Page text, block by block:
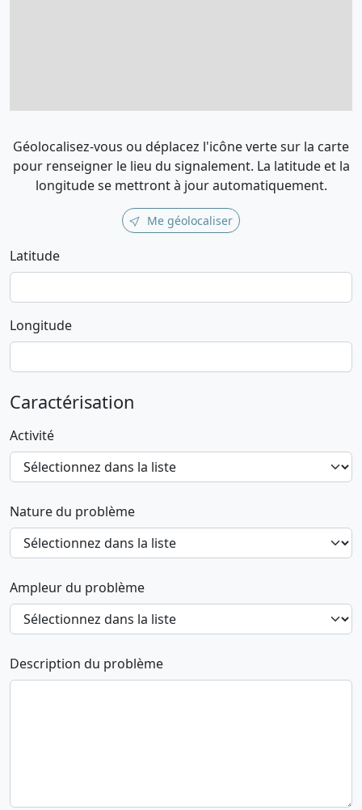
Géolocalisez-vous ou déplacez l'icône verte sur la carte
pour renseigner le lieu du signalement. La latitude et la
longitude se mettront à jour automatiquement.
Me géolocaliser
Latitude
Longitude
Caractérisation
Activité
Nature du problème
Ampleur du problème
Description du problème